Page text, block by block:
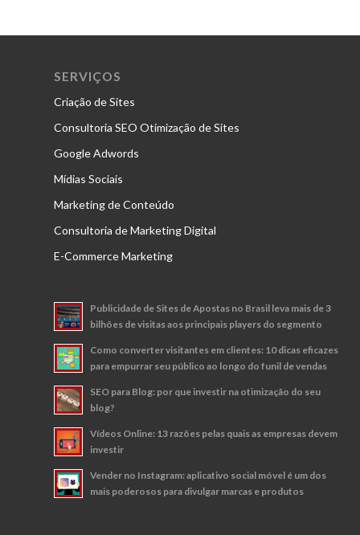
SERVIÇOS
Criação de Sites
Consultoria SEO Otimização de Sites
Google Adwords
Mídias Sociais
Marketing de Conteúdo
Consultoria de Marketing Digital
E-Commerce Marketing
Publicidade de Sites de Apostas no Brasil leva mais de 3
bilhões de visitas aos principais players do segmento
Como converter visitantes em clientes: 10 dicas eficazes
para empurrar seu público ao longo do funil de vendas
SEO para Blog: por que investir na otimização do seu
blog?
Vídeos Online: 13 razões pelas quais as empresas devem
investir
Vender no Instagram: aplicativo social móvel é um dos
mais poderosos para divulgar marcas e produtos